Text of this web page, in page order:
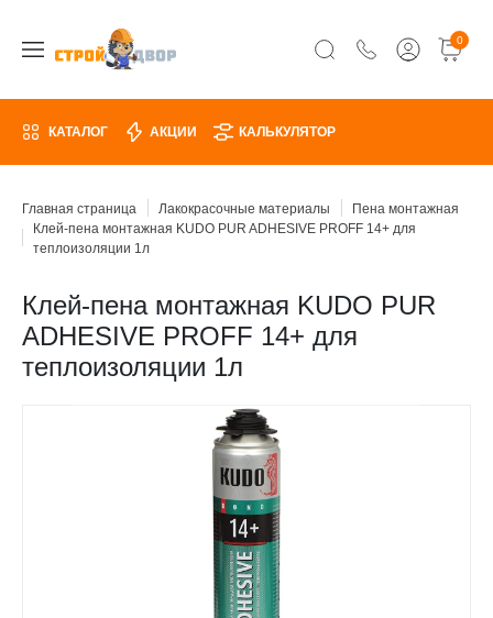
0
КАТАЛОГ АКЦИИ КАЛЬКУЛЯТОР
Главная страница Лакокрасочные материалы
Пена монтажная
Клей-пена монтажная KUDO PUR ADHESIVE PROFF 14+ для
теплоизоляции 1л
Клей-пена монтажная KUDO PUR
ADHESIVE PROFF 14+ для
теплоизоляции 1л